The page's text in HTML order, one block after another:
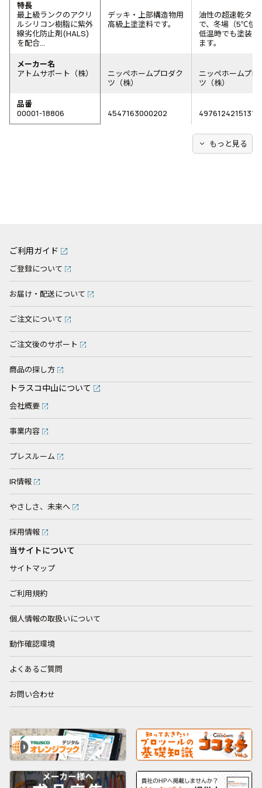
特長
最上級ランクのアクリ
ルシリコン樹脂に紫外
線劣化防止剤(HALS)
を配合...
デッキ・上部構造物用
高級上塗塗料です。
油性の超速乾タイ
で、冬場（5℃位
低温時でも塗装が
ます。
メーカー名
アトムサポート（株）
ニッペホームプロダク
ツ（株）
ニッペホームプロ
ツ（株）
品番
00001-18806
4547163000202 4976124215131
expand_more もっと見る
ご利用ガイド
ご登録について
お届け・配送について
ご注文について
ご注文後のサポート
商品の探し方
トラスコ中山について
会社概要
事業内容
プレスルーム
IR情報
やさしさ、未来へ
採用情報
当サイトについて
サイトマップ
ご利用規約
個人情報の取扱いについて
動作確認環境
よくあるご質問
お問い合わせ